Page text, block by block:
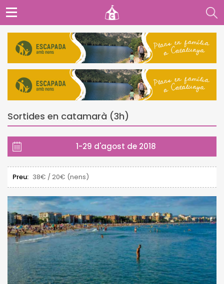
Sortides en catamarà (3h)
1-29 d'agost de 2018
Preu: 38€ / 20€ (nens)